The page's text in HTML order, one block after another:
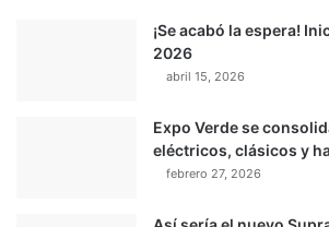
¡Se acabó la espera!
2026
abril 15, 2026
Expo Verde se
eléctricos, clásicos y
febrero 27, 2026